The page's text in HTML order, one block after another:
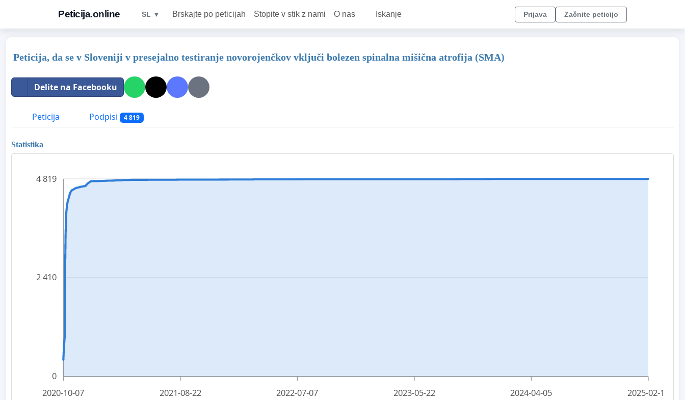
Peticija.online SL ▼ Brskajte po peticijah Stopite v stik z nami O nas Iskanje Prijava Začnite peticijo
Peticija, da se v Sloveniji v presejalno testiranje novorojenčkov vključi bolezen spinalna mišična atrofija (SMA)
Delite na Facebooku
Peticija Podpisi 4 819
Statistika
0
2 410
4 819
2020-10-07 2021-08-22 2022-07-07 2023-05-22 2024-04-05 2025-02-18